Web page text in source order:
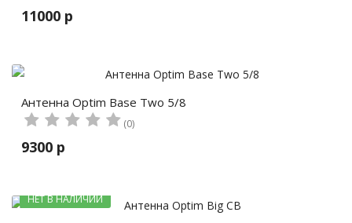
11000 р
Антенна Optim Base Two 5/8
(0)
9300 р
НЕТ В НАЛИЧИИ